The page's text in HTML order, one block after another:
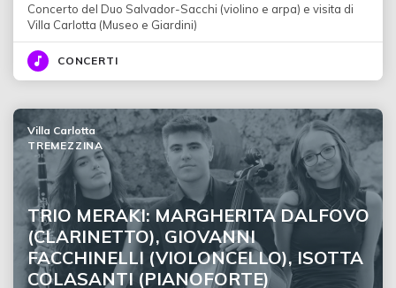
Concerto del Duo Salvador-Sacchi (violino e arpa) e visita di
Villa Carlotta (Museo e Giardini)
CONCERTI
TRIO MERAKI: MARGHERITA DALFOVO
(CLARINETTO), GIOVANNI
FACCHINELLI (VIOLONCELLO), ISOTTA
COLASANTI (PIANOFORTE)
Villa Carlotta
TREMEZZINA